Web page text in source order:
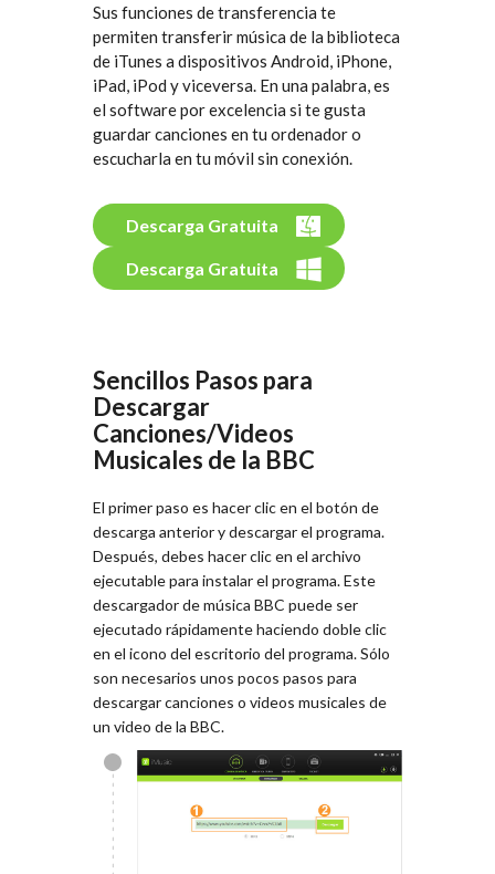
Sus funciones de transferencia te
permiten transferir música de la biblioteca
de iTunes a dispositivos Android, iPhone,
iPad, iPod y viceversa. En una palabra, es
el software por excelencia si te gusta
guardar canciones en tu ordenador o
escucharla en tu móvil sin conexión.
Descarga Gratuita
Descarga Gratuita
Sencillos Pasos para
Descargar
Canciones/Videos
Musicales de la BBC
El primer paso es hacer clic en el botón de
descarga anterior y descargar el programa.
Después, debes hacer clic en el archivo
ejecutable para instalar el programa. Este
descargador de música BBC puede ser
ejecutado rápidamente haciendo doble clic
en el icono del escritorio del programa. Sólo
son necesarios unos pocos pasos para
descargar canciones o videos musicales de
un video de la BBC.